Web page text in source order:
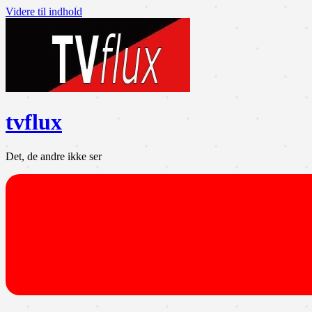
Videre til indhold
tvflux
Det, de andre ikke ser